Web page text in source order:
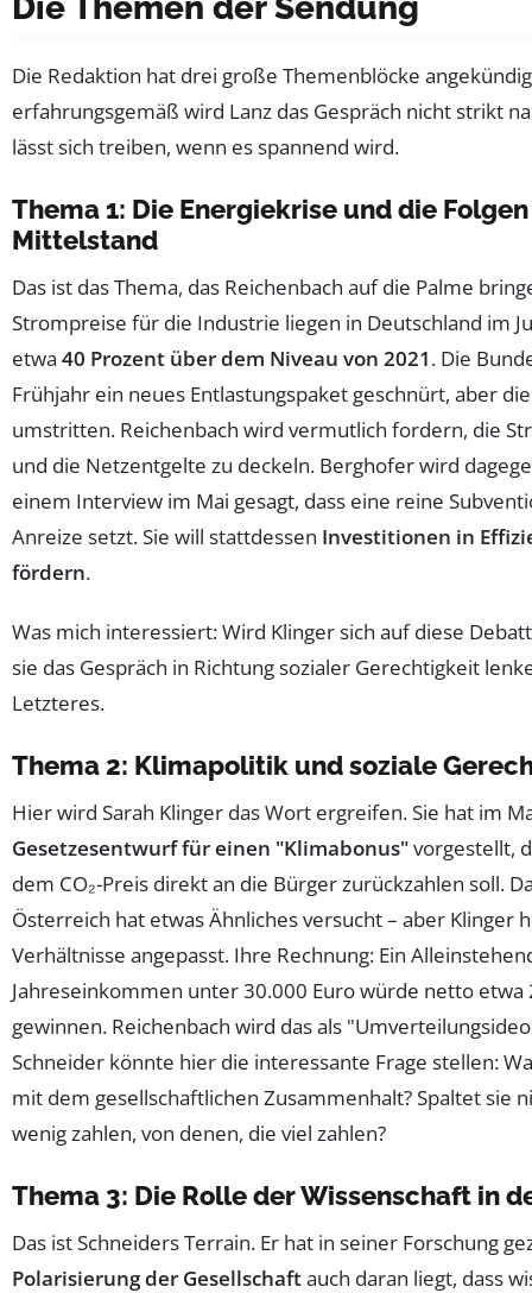
Die Redaktion hat drei große Themenblöcke
erfahrungsgemäß wird Lanz das Gespräch nicht strikt
lässt sich treiben, wenn es spannend wird.
Thema 1: Die Energiekrise und die
Mittelstand
Das ist das Thema, das Reichenbach auf die Palme
Strompreise für die Industrie liegen in Deutschland im
etwa 40 Prozent über dem Niveau von 2021. Die
Frühjahr ein neues Entlastungspaket geschnürt, aber
umstritten. Reichenbach wird vermutlich fordern, die
und die Netzentgelte zu deckeln. Berghofer wird
einem Interview im Mai gesagt, dass eine reine
Anreize setzt. Sie will stattdessen Investitionen in
fördern.
Was mich interessiert: Wird Klinger sich auf diese
sie das Gespräch in Richtung sozialer Gerechtigkeit
Letzteres.
Thema 2: Klimapolitik und soziale
Hier wird Sarah Klinger das Wort ergreifen. Sie hat im
Gesetzesentwurf für einen "Klimabonus"vorgestellt,
dem CO₂-Preis direkt an die Bürger zurückzahlen soll.
Österreich hat etwas Ähnliches versucht – aber Klinger
Verhältnisse angepasst. Ihre Rechnung: Ein
Jahreseinkommen unter 30.000 Euro würde netto etwa
gewinnen. Reichenbach wird das als
Schneider könnte hier die interessante Frage stellen:
mit dem gesellschaftlichen Zusammenhalt? Spaltet sie
wenig zahlen, von denen, die viel zahlen?
Thema 3: Die Rolle der Wissenschaft in
Das ist Schneiders Terrain. Er hat in seiner Forschung
Polarisierung der Gesellschaftauch daran liegt, dass